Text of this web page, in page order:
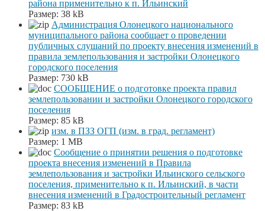
района применительно к п. Ильинский
Размер: 38 kB
Администрация Олонецкого национального
муниципального района сообщает о проведении
публичных слушаний по проекту внесения изменений в
правила землепользования и застройки Олонецкого
городского поселения
Размер: 730 kB
СООБЩЕНИЕ о подготовке проекта правил
землепользовании и застройки Олонецкого городского
поселения
Размер: 85 kB
изм. в ПЗЗ ОГП (изм. в град. регламент)
Размер: 1 MB
Сообщение о принятии решения о подготовке
проекта внесения изменений в Правила
землепользования и застройки Ильинского сельского
поселения, применительно к п. Ильинский, в части
внесения изменений в Градостроительный регламент
Размер: 83 kB